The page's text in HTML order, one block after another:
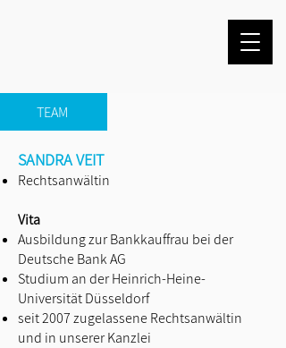
TEAM
SANDRA VEIT
Rechtsanwältin
Vita
Ausbildung zur Bankkauffrau bei der
Deutsche Bank AG
Studium an der Heinrich-Heine-
Universität Düsseldorf
seit 2007 zugelassene Rechtsanwältin
und in unserer Kanzlei